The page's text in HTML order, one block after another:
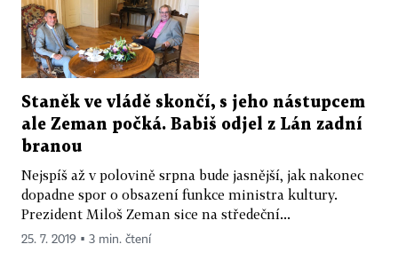
Staněk ve vládě skončí, s jeho nástupcem
ale Zeman počká. Babiš odjel z Lán zadní
branou
Nejspíš až v polovině srpna bude jasnější, jak nakonec
dopadne spor o obsazení funkce ministra kultury.
Prezident Miloš Zeman sice na středeční...
25. 7. 2019 ▪ 3 min. čtení